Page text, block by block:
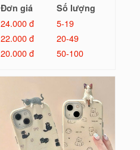
Đơn giá
Số lượng
24.000 đ
5-19
22.000 đ
20-49
20.000 đ
50-100